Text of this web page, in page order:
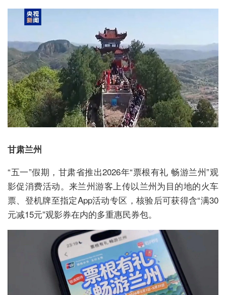
甘肃兰州
“五一”假期，甘肃省推出2026年“票根有礼 畅游兰州”观
影促消费活动。来兰州游客上传以兰州为目的地的火车
票、登机牌至指定App活动专区，核验后可获得含“满30
元减15元”观影券在内的多重惠民券包。